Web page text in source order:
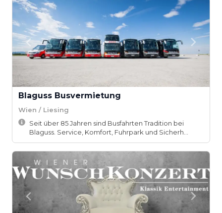
Blaguss Busvermietung
Wien / Liesing
Seit über 85 Jahren sind Busfahrten Tradition bei
Blaguss. Service, Komfort, Fuhrpark und Sicherh...